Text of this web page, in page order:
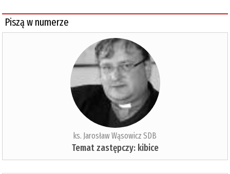
Piszą w numerze
ks. Jarosław Wąsowicz SDB
Temat zastępczy: kibice